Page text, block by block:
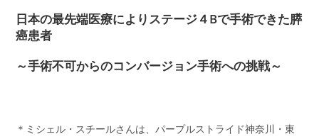
日本の最先端医療によりステージ４Bで手術できた膵
癌患者
～手術不可からのコンバージョン手術への挑戦～
＊ミシェル・スチールさんは、パープルストライド神奈川・東